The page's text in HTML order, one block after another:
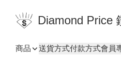
Diamond Price
商品 送貨方式付款方式會員